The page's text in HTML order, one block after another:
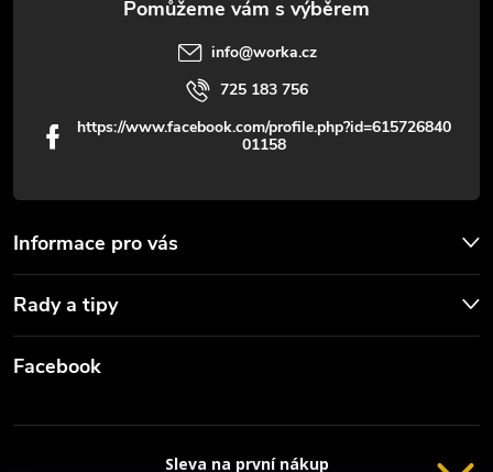
Informace pro vás
Rady a tipy
info@worka.cz
725 183 756
https://www.facebook.com/profile.php?id=615726840
01158
Facebook
Sleva na první nákup